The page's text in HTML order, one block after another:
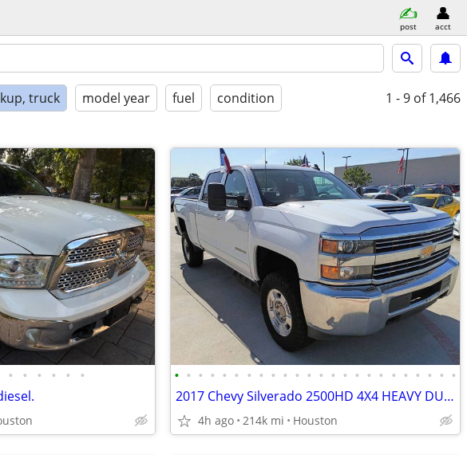
post acct
truck model year fuel condition 1 - 9 of 1,466
• • • • • • • • • • • • • • • • • • • • • • • • • • • • • •
2017 Chevy Silverado 2500HD 4X4 HEAVY DUTY LT Financing Available
4h ago 214k mi Houston